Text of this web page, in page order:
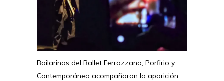
Bailarinas del Ballet Ferrazzano, Porfirio y
Contemporáneo acompañaron la aparición